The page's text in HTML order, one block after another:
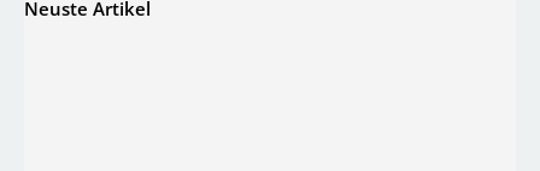
Neuste Artikel